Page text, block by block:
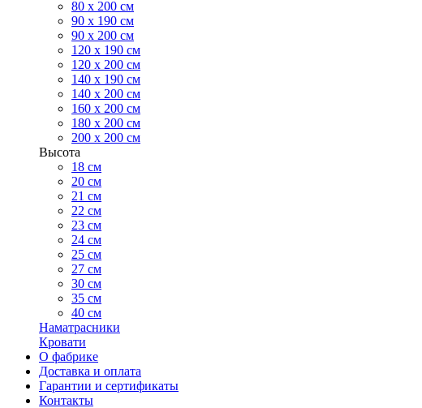
80 х 200 см
90 х 190 см
90 х 200 см
120 х 190 см
120 х 200 см
140 х 190 см
140 х 200 см
160 х 200 см
180 х 200 см
200 х 200 см
Высота
18 см
20 см
21 см
22 см
23 см
24 см
25 см
27 см
30 см
35 см
40 см
Наматрасники
Кровати
О фабрике
Доставка и оплата
Гарантии и сертификаты
Контакты